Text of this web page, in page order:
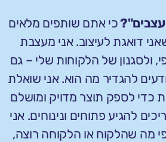
כי אתם שותפים מלאים
דואגת לעיצוב. אני מעצבת
ולסגנון של הלקוחות שלי – גם
להגדיר מה הוא. אני שואלת
כדי לספק תוצר מדויק ומושלם
להגיע פתוחים ונינוחים. אני
מה שהלקוח או הלקוחה רוצה,